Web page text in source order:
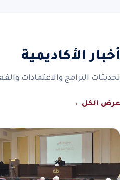
أخبار الأكاديمية
تحديثات البرامج والاعتمادات
عرض الكل ←